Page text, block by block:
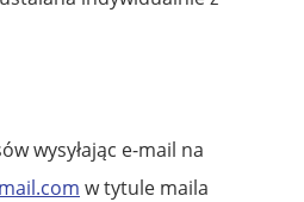
wysyłając e-mail na
w tytule maila